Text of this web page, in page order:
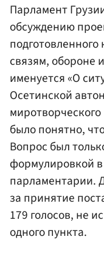
Парламент
обсуждению
связям, обороне
именуется «О
Осетинской
было понятно,
Вопрос был
формулировкой в
парламентарии.
за принятие
179 голосов, не
одного пункта.